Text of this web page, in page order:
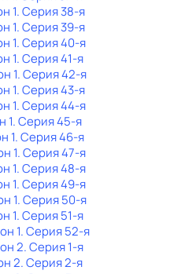
1. Серия 38-я
1. Серия 39-я
1. Серия 40-я
1. Серия 41-я
1. Серия 42-я
1. Серия 43-я
1. Серия 44-я
1. Серия 45-я
1. Серия 46-я
1. Серия 47-я
1. Серия 48-я
1. Серия 49-я
1. Серия 50-я
1. Серия 51-я
1. Серия 52-я
2. Серия 1-я
2. Серия 2-я